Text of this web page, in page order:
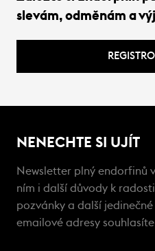
slevám, odměnám a
NENECHTE SI UJÍT
Newsletter plný endorfinů
ním i další důvody k
pozvánky a další
emailové adresy souhlasíte